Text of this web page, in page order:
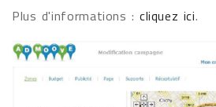
Plus d'informations : cliquez ici.